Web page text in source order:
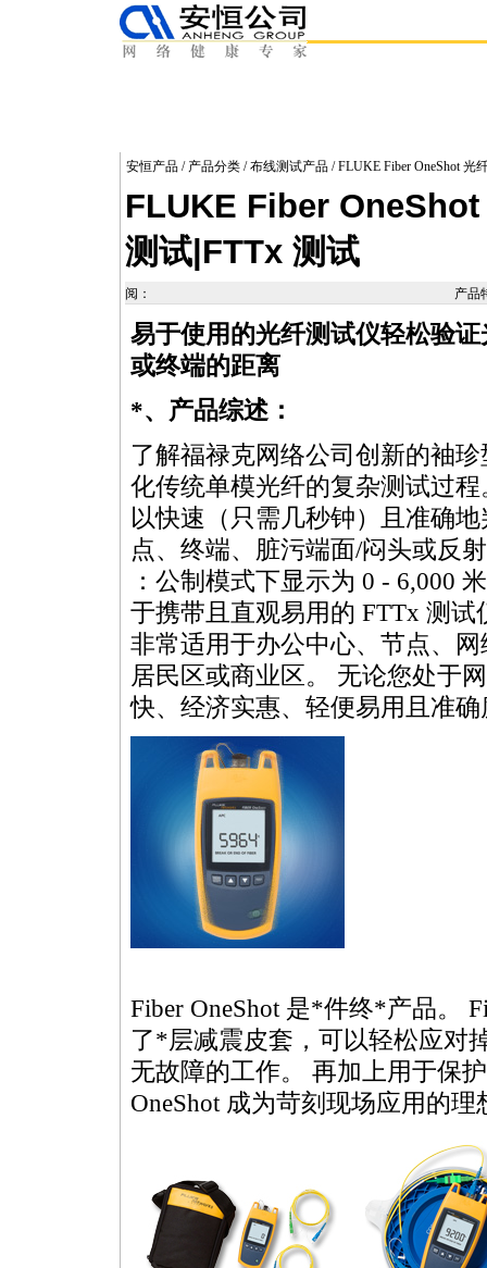
安恒产品 / 产品分类 /布线测试产品 / FLUKE Fiber OneShot 光
FLUKE Fiber OneShot
测试|FTTx 测试
阅： 产品
易于使用的光纤测试仪轻松验
或终端的距离
*、产品综述：
了解福禄克网络公司创新的袖
化传统单模光纤的复杂测试过
以快速（只需几秒钟）且准确
点、终端、脏污端面/闷头或反
：公制模式下显示为 0 - 6,000
于携带且直观易用的 FTTx 测
非常适用于办公中心、节点、
居民区或商业区。 无论您处于
快、经济实惠、轻便易用且准
Fiber OneShot是*件终*产品。
了*层减震皮套，可以轻松应对
无故障的工作。 再加上用于保
OneShot成为苛刻现场应用的理